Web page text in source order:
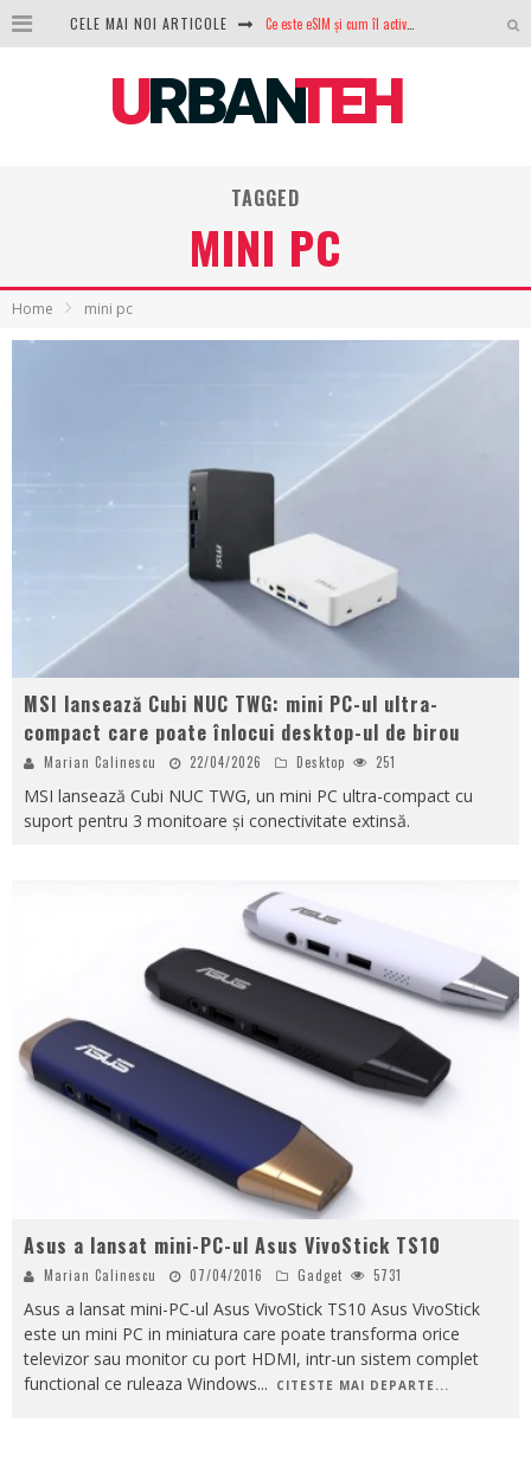
CELE MAI NOI ARTICOLE
TAGGED
MINI PC
Home mini pc
MSI lansează Cubi NUC TWG: mini PC-ul ultra-
compact care poate înlocui desktop-ul de birou
Marian Calinescu 22/04/2026 Desktop 251
MSI lansează Cubi NUC TWG, un mini PC ultra-compact cu
suport pentru 3 monitoare și conectivitate extinsă.
Asus a lansat mini-PC-ul Asus VivoStick TS10
Marian Calinescu 07/04/2016 Gadget 5731
Asus a lansat mini-PC-ul Asus VivoStick TS10 Asus VivoStick
este un mini PC in miniatura care poate transforma orice
televizor sau monitor cu port HDMI, intr-un sistem complet
functional ce ruleaza Windows... CITESTE MAI DEPARTE...